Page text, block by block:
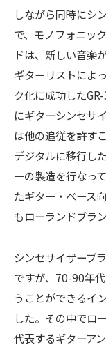
しながら同時にシ
で、モノフォニッ
ドは、新しい音楽
ギターリストによ
ク化に成功した
にギターシンセサ
は他の追従を許す
デジタルに移行し
ーの製造を行なっ
たギター・ベース
もローランドブラ
シンセサイザーブ
ですが、70-90年
うことができるイ
した。その中でロ
代表するギターア